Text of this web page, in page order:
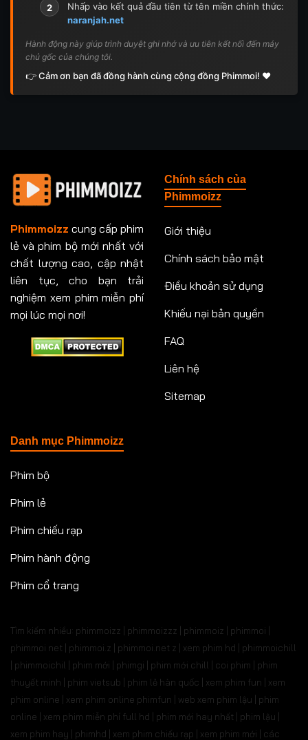
2
Nhấp vào kết quả đầu tiên từ tên miền chính thức:
naranjah.net
Hành động này giúp trình duyệt ghi nhớ và ưu tiên kết nối đến máy
chủ gốc của chúng tôi.
👉 Cảm ơn bạn đã đồng hành cùng cộng đồng Phimmoi! ❤️
Phimmoizz cung cấp phim
lẻ và phim bộ mới nhất với
chất lượng cao, cập nhật
liên tục, cho bạn trải
nghiệm xem phim miễn phí
mọi lúc mọi nơi!
Chính sách của
Phimmoizz
Giới thiệu
Chính sách bảo mật
Điều khoản sử dụng
Khiếu nại bản quyền
FAQ
Liên hệ
Sitemap
Danh mục Phimmoizz
Phim bộ
Phim lẻ
Phim chiếu rạp
Phim hành động
Phim cổ trang
Tìm kiếm nhiều: phimmoizz | phimmoizzz | phimmoiz | phimmoi |
phimmoi net | phimmoi.z | phimmoi.net z | xem phim hd | phimmoichill
| phimmoichil | phim mới | phimgi | phim mới chill | coi phim | phim
thuyết minh | phim vietsub | phim lẻ hàn quốc | xem phim fun | xem
phim online | xem phim online phimfun | web xem phim lậu | phim
online | xem phim miễn phí full hd | phim mới hay nhất | phim lậu |
xem phim hay | phimhd | xem phim chiếu rạp | xem phim mới | các